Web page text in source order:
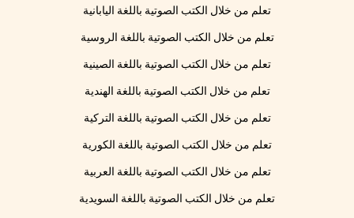
تعلم من خلال الكتب الصوتية باللغة اليابانية
تعلم من خلال الكتب الصوتية باللغة الروسية
تعلم من خلال الكتب الصوتية باللغة الصينية
تعلم من خلال الكتب الصوتية باللغة الهندية
تعلم من خلال الكتب الصوتية باللغة التركية
تعلم من خلال الكتب الصوتية باللغة الكورية
تعلم من خلال الكتب الصوتية باللغة العربية
تعلم من خلال الكتب الصوتية باللغة السويدية